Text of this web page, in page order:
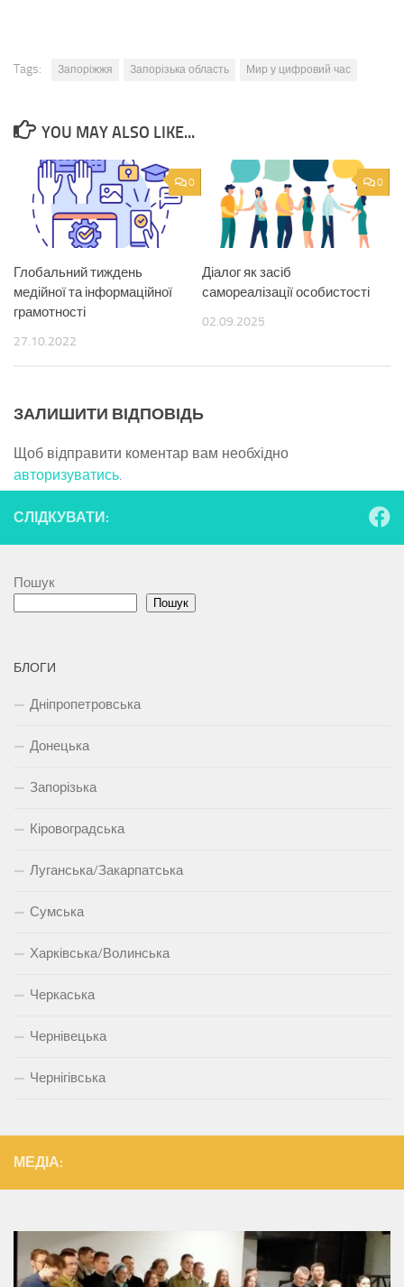
Tags: Запоріжжя Запорізька область Мир у цифровий час
YOU MAY ALSO LIKE...
0
Глобальний тиждень
медійної та інформаційної
грамотності
27.10.2022
0
Діалог як засіб
самореалізації особистості
02.09.2025
ЗАЛИШИТИ ВІДПОВІДЬ
Щоб відправити коментар вам необхідно
авторизуватись.
СЛІДКУВАТИ:
Пошук
Пошук
БЛОГИ
Дніпропетровська
Донецька
Запорізька
Кіровоградська
Луганська/Закарпатська
Сумська
Харківська/Волинська
Черкаська
Чернівецька
Чернігівська
МЕДІА: